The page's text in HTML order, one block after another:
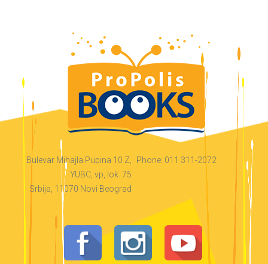
Phone: 011 311-2072
Bulevar Mihajla Pupina 10 Z,
YUBC, vp, lok. 75
Srbija, 11070 Novi Beograd